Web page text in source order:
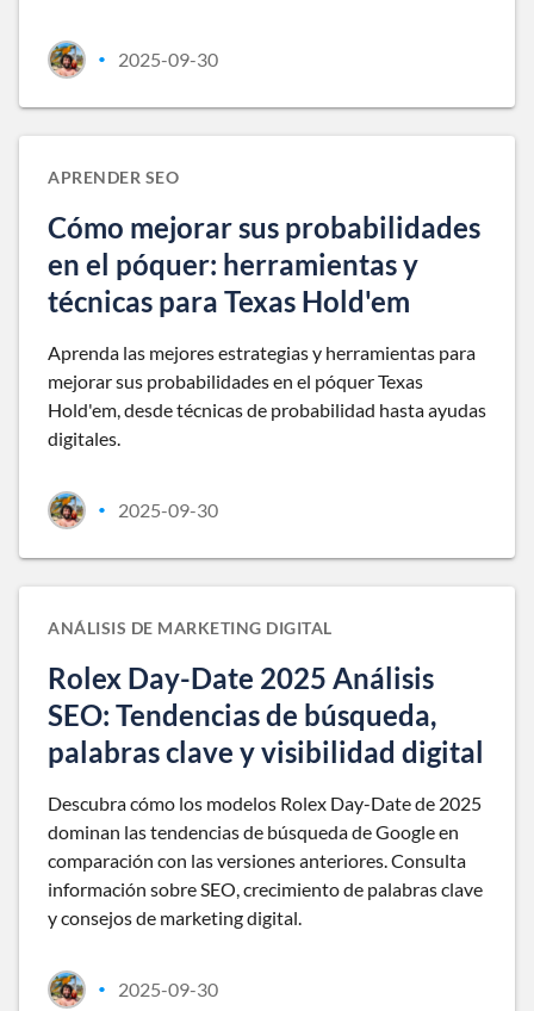
• 2025-09-30
APRENDER SEO
Cómo mejorar sus probabilidades
en el póquer: herramientas y
técnicas para Texas Hold'em
Aprenda las mejores estrategias y herramientas para
mejorar sus probabilidades en el póquer Texas
Hold'em, desde técnicas de probabilidad hasta ayudas
digitales.
• 2025-09-30
ANÁLISIS DE MARKETING DIGITAL
Rolex Day-Date 2025 Análisis
SEO: Tendencias de búsqueda,
palabras clave y visibilidad digital
Descubra cómo los modelos Rolex Day-Date de 2025
dominan las tendencias de búsqueda de Google en
comparación con las versiones anteriores. Consulta
información sobre SEO, crecimiento de palabras clave
y consejos de marketing digital.
• 2025-09-30